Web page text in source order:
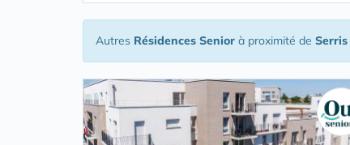
Autres Résidences Senior à proximité de Serris